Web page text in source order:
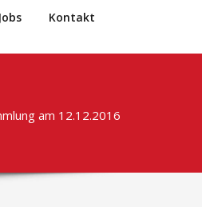
Jobs Kontakt
am 12.12.2016